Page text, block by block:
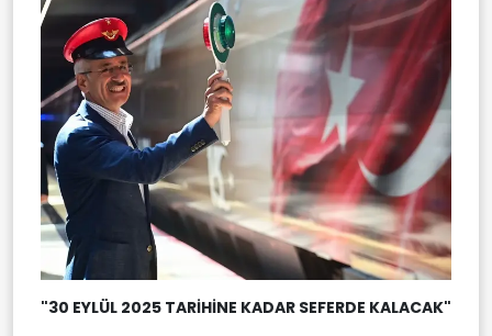
"30 EYLÜL 2025 TARİHİNE KADAR SEFERDE KALACAK"